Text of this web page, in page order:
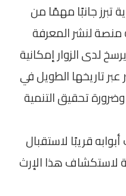
تبرز جانبًا مهمًا من
منصة لنشر المعرفة
لدى الزوار إمكانية
عبر تاريخها الطويل في
تحقيق التنمية
قريبًا لاستقبال
لاستكشاف هذا الإرث